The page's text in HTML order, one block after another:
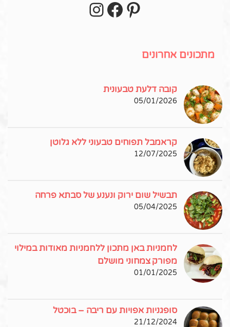
מתכונים אחרונים
קובה דלעת טבעונית
05/01/2026
קראמבל תפוחים טבעוני ללא גלוטן
12/07/2025
תבשיל שום ירוק ונענע של סבתא פרחה
05/04/2025
לחמניות באן מתכון ללחמניות מאודות במילוי
מפורק צמחוני מושלם
01/01/2025
סופגניות אפויות עם ריבה – בוכטל
21/12/2024